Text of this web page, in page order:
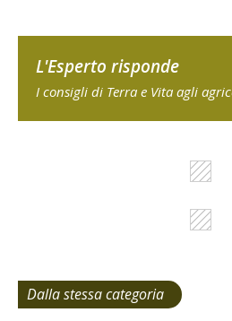
L'Esperto risponde
I consigli di Terra e Vita agli
Dalla stessa categoria